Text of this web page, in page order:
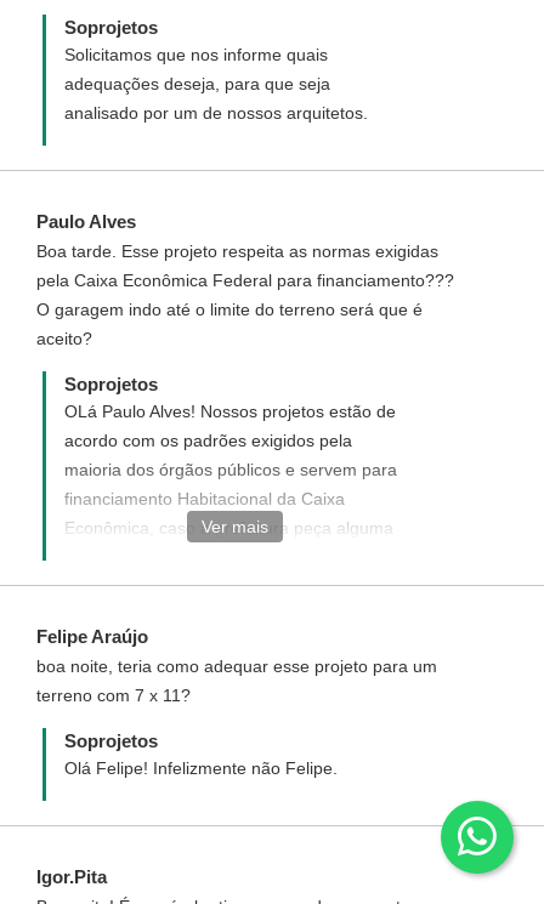
Soprojetos
Solicitamos que nos informe quais
adequações deseja, para que seja
analisado por um de nossos arquitetos.
Paulo Alves
Boa tarde. Esse projeto respeita as normas exigidas
pela Caixa Econômica Federal para financiamento???
O garagem indo até o limite do terreno será que é
aceito?
Soprojetos
OLá Paulo Alves! Nossos projetos estão de
acordo com os padrões exigidos pela
maioria dos órgãos públicos e servem para
financiamento Habitacional da Caixa
Econômica, caso a prefeitura peça alguma
custo adicional. Quanto a garagem ir até o
como cada município tem suas regras,
procure informações em sua prefeitura.
Ver mais
Felipe Araújo
boa noite, teria como adequar esse projeto para um
terreno com 7 x 11?
Soprojetos
Olá Felipe! Infelizmente não Felipe.
Igor.Pita